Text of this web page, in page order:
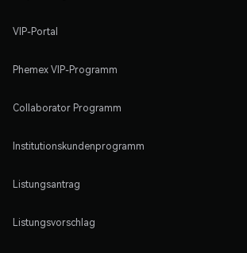
VIP-Portal
Phemex VIP-Programm
Collaborator Programm
Institutionskundenprogramm
Listungsantrag
Listungsvorschlag